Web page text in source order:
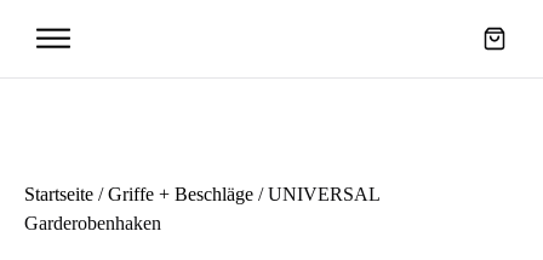
Startseite /Griffe + Beschläge / UNIVERSAL
Garderobenhaken